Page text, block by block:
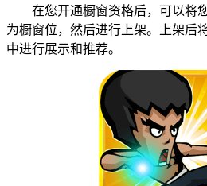
在您开通橱窗资格后，可以将
为橱窗位，然后进行上架。上架后
中进行展示和推荐。